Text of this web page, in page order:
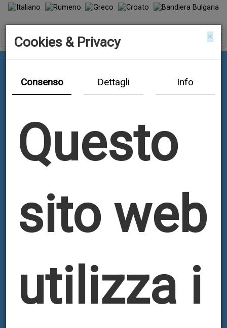
×
Cookies & Privacy
Consenso Dettagli Info
Questo
sito web
utilizza i